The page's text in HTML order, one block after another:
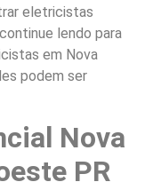
eletricistas
lendo para
em Nova
podem ser
Nova
PR